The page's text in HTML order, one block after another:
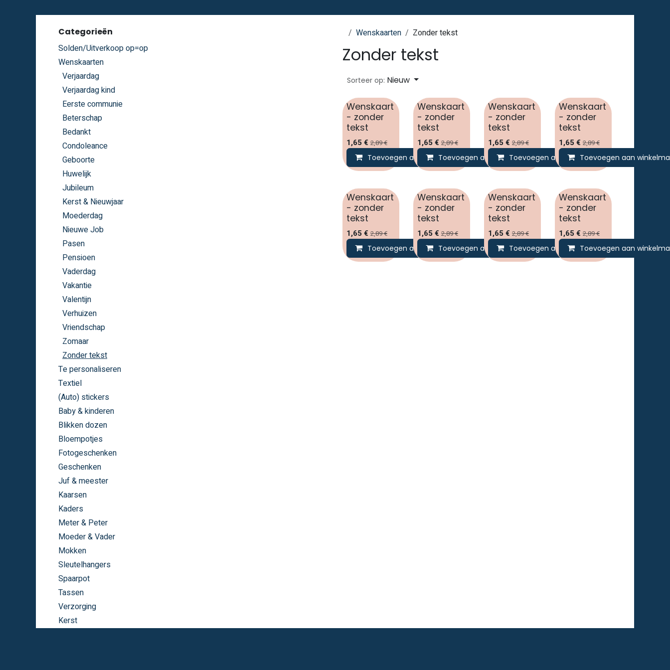
Categorieën
Solden/Uitverkoop op=op
Wenskaarten
Verjaardag
Verjaardag kind
Eerste communie
Beterschap
Bedankt
Condoleance
Geboorte
Huwelijk
Jubileum
Kerst & Nieuwjaar
Moederdag
Nieuwe Job
Pasen
Pensioen
Vaderdag
Vakantie
Valentijn
Verhuizen
Vriendschap
Zomaar
Zonder tekst
Te personaliseren
Textiel
(Auto) stickers
Baby & kinderen
Blikken dozen
Bloempotjes
Fotogeschenken
Geschenken
Juf & meester
Kaarsen
Kaders
Meter & Peter
Moeder & Vader
Mokken
Sleutelhangers
Spaarpot
Tassen
Verzorging
Kerst
Wenskaarten Zonder tekst
Zonder tekst
Sorteer op: Nieuw
Wenskaart
- zonder
tekst
1,65€ 2,89€
Toevoegen aan winkelmandje
Wenskaart
- zonder
tekst
1,65€ 2,89€
Toevoegen aan winkelmandje
Wenskaart
- zonder
tekst
1,65€ 2,89€
Toevoegen aan winkelmandje
Wenskaart
- zonder
tekst
1,65€ 2,89€
Toevoegen aan
Wenskaart
- zonder
tekst
1,65€ 2,89€
Toevoegen aan winkelmandje
Wenskaart
- zonder
tekst
1,65€ 2,89€
Toevoegen aan winkelmandje
Wenskaart
- zonder
tekst
1,65€ 2,89€
Toevoegen aan winkelmandje
Wenskaart
- zonder
tekst
1,65€ 2,89€
Toevoegen aan